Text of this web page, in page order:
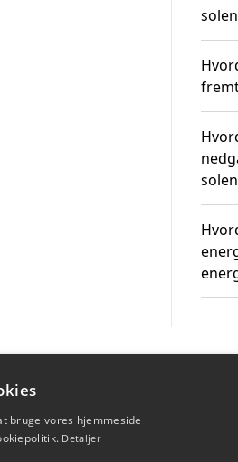
bruge vores hjemmeside
Detaljer